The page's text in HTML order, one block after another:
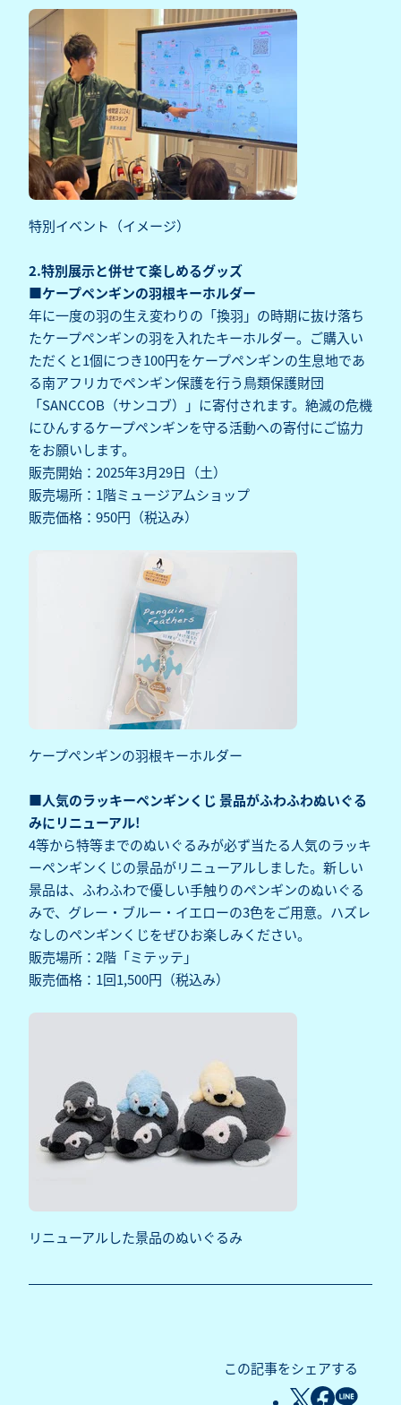
特別イベント（イメージ）
2.特別展示と併せて楽しめるグッズ
■ケープペンギンの羽根キーホルダー
年に一度の羽の生え変わりの「換羽」の時期に抜け落ち
たケープペンギンの羽を入れたキーホルダー。ご購入い
ただくと1個につき100円をケープペンギンの生息地であ
る南アフリカでペンギン保護を行う鳥類保護財団
「SANCCOB（サンコブ）」に寄付されます。絶滅の危機
にひんするケープペンギンを守る活動への寄付にご協力
をお願いします。
販売開始：2025年3月29日（土）
販売場所：1階ミュージアムショップ
販売価格：950円（税込み）
ケープペンギンの羽根キーホルダー
■人気のラッキーペンギンくじ 景品がふわふわぬいぐる
みにリニューアル!
4等から特等までのぬいぐるみが必ず当たる人気のラッキ
ーペンギンくじの景品がリニューアルしました。新しい
景品は、ふわふわで優しい手触りのペンギンのぬいぐる
みで、グレー・ブルー・イエローの3色をご用意。ハズレ
なしのペンギンくじをぜひお楽しみください。
販売場所：2階「ミテッテ」
販売価格：1回1,500円（税込み）
リニューアルした景品のぬいぐるみ
この記事をシェアする